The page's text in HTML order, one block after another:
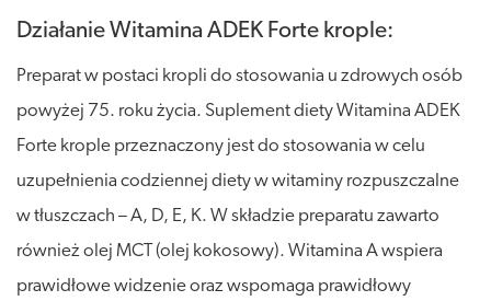
Działanie Witamina ADEK Forte krople:
Preparat w postaci kropli do stosowania u zdrowych osób
powyżej 75. roku życia. Suplement diety Witamina ADEK
Forte krople przeznaczony jest do stosowania w celu
uzupełnienia codziennej diety w witaminy rozpuszczalne
w tłuszczach – A, D, E, K. W składzie preparatu zawarto
również olej MCT (olej kokosowy). Witamina A wspiera
prawidłowe widzenie oraz wspomaga prawidłowy